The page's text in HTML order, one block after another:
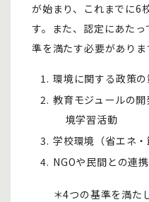
が始まり、これまでに6
す。また、認定にあた
準を満たす必要がありま
環境に関する政策
教育モジュールの
境学習活動
学校環境（省エネ
NGOや民間との連
＊4つの基準を満たし